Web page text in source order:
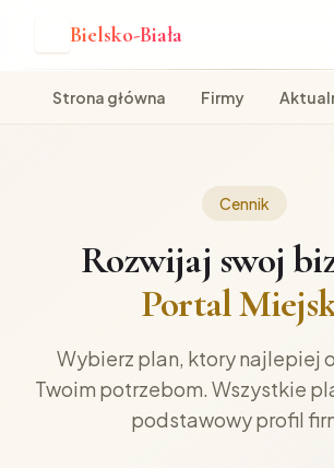
Bielsko-Biała
Strona główna Firmy
Cennik
Rozwijaj swoj
Portal
Wybierz plan, ktory najlepiej
Twoim potrzebom. Wszystkie
podstawowy profil